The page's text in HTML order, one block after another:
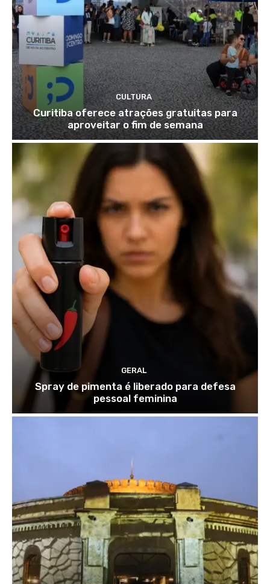
CULTURA
Curitiba oferece atrações gratuitas para
aproveitar o fim de semana
GERAL
Spray de pimenta é liberado para defesa
pessoal feminina